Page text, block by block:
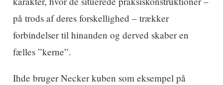
på trods af deres forskellighed – trækker
forbindelser til hinanden og derved skaber en
fælles ”kerne”.
Ihde bruger Necker kuben som eksempel på